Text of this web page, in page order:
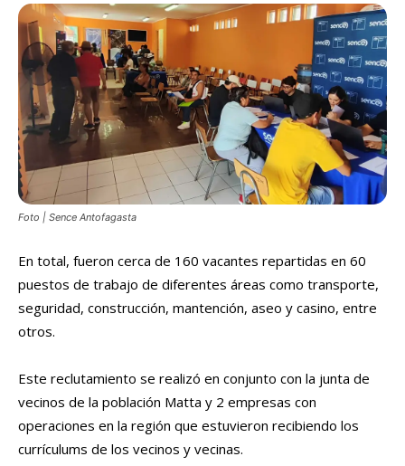
Foto | Sence Antofagasta
En total, fueron cerca de 160 vacantes repartidas en 60
puestos de trabajo de diferentes áreas como transporte,
seguridad, construcción, mantención, aseo y casino, entre
otros.
Este reclutamiento se realizó en conjunto con la junta de
vecinos de la población Matta y 2 empresas con
operaciones en la región que estuvieron recibiendo los
currículums de los vecinos y vecinas.